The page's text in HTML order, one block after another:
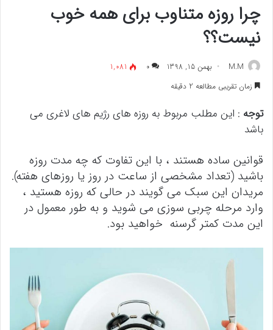
چرا روزه متناوب برای همه خوب
نیست؟؟
M.M بهمن 15, 1398 ۰
1,081
زمان تقریبی مطالعه 2 دقیقه
توجه : این مطلب مربوط به روزه های رژیم های لاغری می
باشد
قوانین ساده هستند ، با این تفاوت که چه مدت روزه
باشید (تعداد مشخصی از ساعت در روز یا روزهای هفته).
مریدان این سبک می گویند در حالی که روزه هستید ،
وارد مرحله چربی سوزی می شوید و به طور معمول در
این مدت کمتر گرسنه خواهید بود.